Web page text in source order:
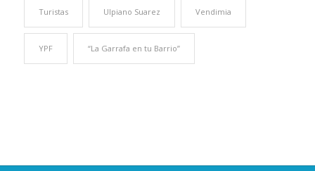
Turistas Ulpiano Suarez Vendimia
YPF “La Garrafa en tu Barrio”